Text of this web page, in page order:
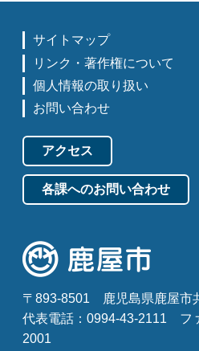
サイトマップ
リンク・著作権について
個人情報の取り扱い
お問い合わせ
アクセス
各課へのお問い合わせ
〒893-8501
鹿児島県鹿屋市
代表電話：0994-43-2111
フ
2001